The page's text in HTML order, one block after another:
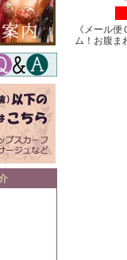
《メール
ム！お腹ま